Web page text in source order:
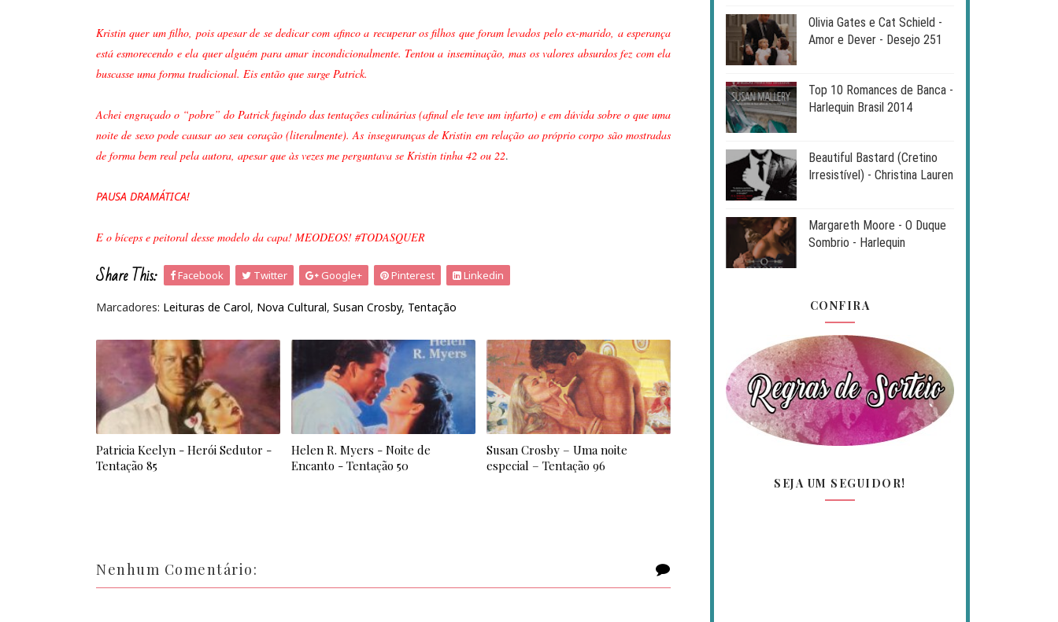
Kristin quer um filho, pois apesar de se dedicar com afinco a recuperar os filhos que foram levados pelo ex-marido, a esperança
está esmorecendo e ela quer alguém para amar incondicionalmente. Tentou a inseminação, mas os valores absurdos fez com ela
buscasse uma forma tradicional. Eis então que surge Patrick.
Achei engraçado o “pobre” do Patrick fugindo das tentações culinárias (afinal ele teve um infarto) e em dúvida sobre o que uma
noite de sexo pode causar ao seu coração (literalmente). As inseguranças de Kristin em relação ao próprio corpo são mostradas
de forma bem real pela autora, apesar que às vezes me perguntava se Kristin tinha 42 ou 22.
PAUSA DRAMÁTICA!
E o bíceps e peitoral desse modelo da capa! MEODEOS! #TODASQUER
Share This: Facebook Twitter Google+ Pinterest Linkedin
Marcadores: Leituras de Carol, Nova Cultural, Susan Crosby, Tentação
Patricia Keelyn - Herói Sedutor -
Tentação 85
Helen R. Myers - Noite de
Encanto - Tentação 50
Susan Crosby – Uma noite
especial – Tentação 96
Nenhum Comentário:
Olivia Gates e Cat Schield -
Amor e Dever - Desejo 251
Top 10 Romances de Banca -
Harlequin Brasil 2014
Beautiful Bastard (Cretino
Irresistível) - Christina Lauren
Margareth Moore - O Duque
Sombrio - Harlequin
CONFIRA
SEJA UM SEGUIDOR!